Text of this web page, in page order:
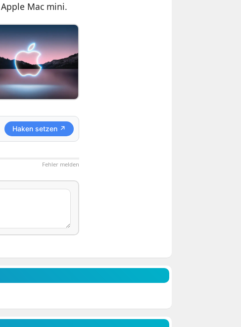
Mac mini.
Haken setzen ↗
Fehler melden